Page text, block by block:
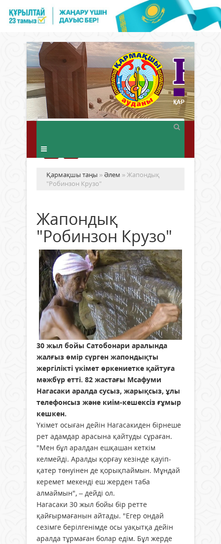
Қармақшы таңы »Әлем » Жапондық
"Робинзон Крузо"
Жапондық
"Робинзон Крузо"
30 жыл бойы Сатобонари аралында
жалғыз өмір сүрген жапондықты
жергілікті үкімет өркениетке қайтуға
мәжбүр етті. 82 жастағы Мсафуми
Нагасаки аралда сусыз, жарықсыз, ұлы
телефонсыз және киім-кешексіз ғұмыр
кешкен.
Үкімет осыған дейін Нагасакиден бірнеше
рет адамдар арасына қайтуды сұраған.
"Мен бұл аралдан ешқашан кеткім
келмейді. Аралды қорғау кезінде қауіп-
қатер төнуінен де қорықпаймын. Мұндай
керемет мекенді еш жерден таба
алмаймын", – дейді ол.
Нагасаки 30 жыл бойы бір ретте
қайғырмағанын айтады. "Егер ондай
сезімге берілгенімде осы уақытқа дейін
аралда тұрмаған болар едім. Бұл жерде